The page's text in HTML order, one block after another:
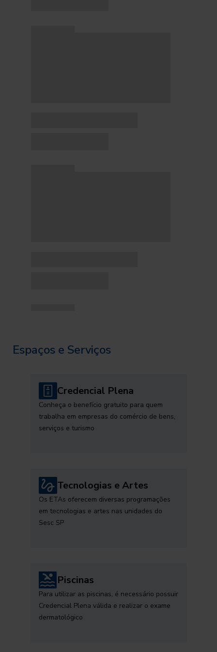
Espaços e Serviços
Credencial Plena
Conheça o benefício gratuito para quem
trabalha em empresas do comércio de bens,
serviços e turismo
Tecnologias e Artes
Os ETAs oferecem diversas programações
em tecnologias e artes nas unidades do
Sesc SP
Piscinas
Para utilizar as piscinas, é necessário possuir
Credencial Plena válida e realizar o exame
dermatológico